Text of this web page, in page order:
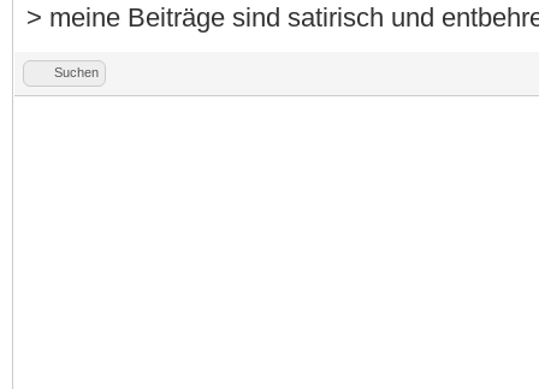
> meine Beiträge sind satirisch und
Suchen